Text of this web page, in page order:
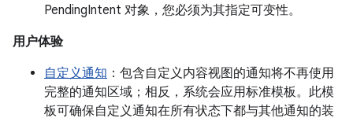
PendingIntent 对象，您必须为其指定可变性。
用户体验
自定义通知 ：包含自定义内容视图的通知将不再使用
完整的通知区域；相反，系统会应用标准模板。此模
板可确保自定义通知在所有状态下都与其他通知的装